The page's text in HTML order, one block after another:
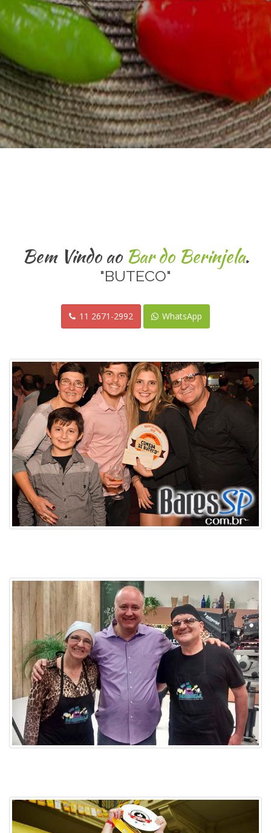
Bem Vindo ao Bar do Berinjela.
"BUTECO"
11 2671-2992 WhatsApp